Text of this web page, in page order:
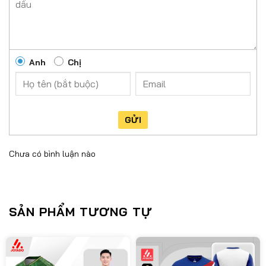
Anh Chị
GỬI
Chưa có bình luận nào
SẢN PHẨM TƯƠNG TỰ